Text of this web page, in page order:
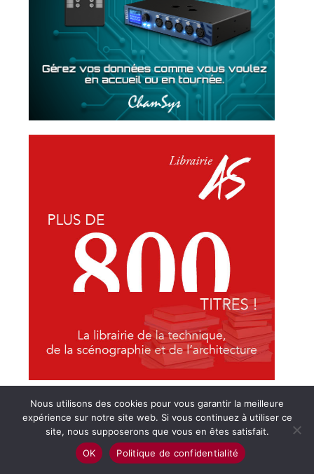
Nous utilisons des cookies pour vous garantir la meilleure
expérience sur notre site web. Si vous continuez à utiliser ce
site, nous supposerons que vous en êtes satisfait.
OK
Politique de confidentialité